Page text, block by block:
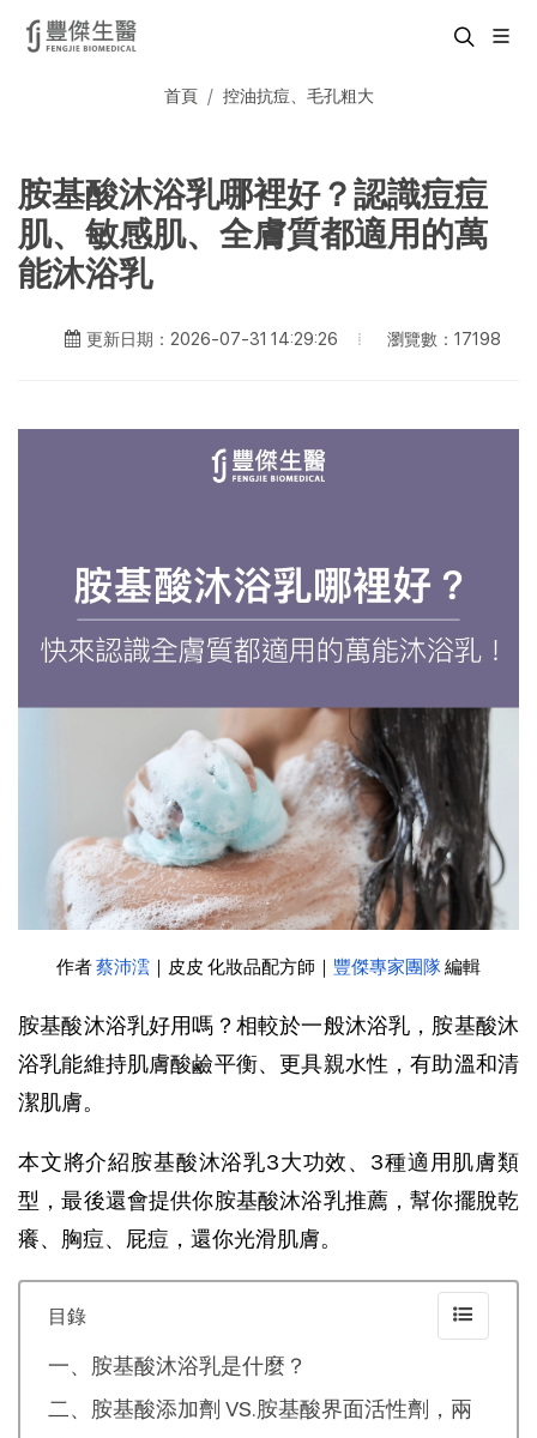
首頁 控油抗痘、毛孔粗大
胺基酸沐浴乳哪裡好？認識痘痘
肌、敏感肌、全膚質都適用的萬
能沐浴乳
更新日期：2026-07-31 14:29:26 瀏覽數：17198
作者 蔡沛澐 ｜ 皮皮 化妝品配方師 ｜ 豐傑專家團隊 編輯
胺基酸沐浴乳好用嗎？相較於一般沐浴乳，胺基酸沐
浴乳能維持肌膚酸鹼平衡、更具親水性，有助溫和清
潔肌膚。
本文將介紹胺基酸沐浴乳3大功效、3種適用肌膚類
型，最後還會提供你胺基酸沐浴乳推薦，幫你擺脫乾
癢、胸痘、屁痘，還你光滑肌膚。
目錄
一、胺基酸沐浴乳是什麼？
二、胺基酸添加劑 VS.胺基酸界面活性劑，兩